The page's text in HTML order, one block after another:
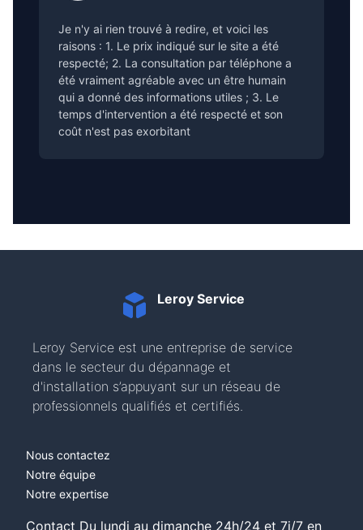
Je n'y ai rien trouvé à redire, et voici les
raisons : 1. Le prix indiqué sur le site a été
respecté; 2. La consultation par téléphone a
été vraiment agréable avec un être humain
qui a donné des informations utiles ; 3. Le
temps d'intervention a été respecté et son
coût n'est pas exorbitant
Leroy Service
Leroy Service est une entreprise de service
dans le secteur du dépannage et
d'installation s’appuyant sur un réseau de
professionnels qualifiés et certifiés.
Nous contactez
Notre équipe
Notre expertise
Contact Du lundi au dimanche 24h/24 et 7j/7 en